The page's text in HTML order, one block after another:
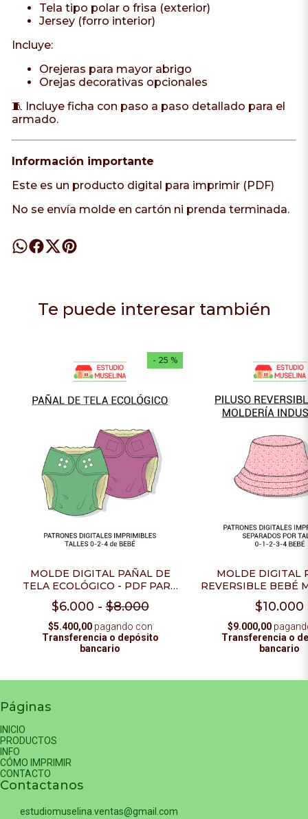
Tela tipo polar o frisa (exterior)
Jersey (forro interior)
Incluye:
Orejeras para mayor abrigo
Orejas decorativas opcionales
🧵 Incluye ficha con paso a paso detallado para el
armado.
Información importante
Este es un producto digital para imprimir (PDF)
No se envía molde en cartón ni prenda terminada.
Te puede interesar también
- 25 %
MOLDE DIGITAL PAÑAL DE
TELA ECOLÓGICO - PDF PARA
IMPRIMIR CON GUÍA DE
COSTURA
$6.000 - $8.000
$5.400,00pagando con
Transferencia o depósito
bancario
MOLDE DIGITAL
REVERSIBLE BEBÉ
INDUSTRIAL -
IMPRIMIR
$10.000
$9.000,00
Transferencia o
bancario
Páginas
INICIO
PRODUCTOS
INFO
CÓMO IMPRIMIR
CONTACTO
Contactanos
estudiomuselina.ventas@gmail.com